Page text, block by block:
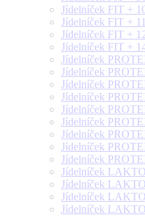
Jídelníček FIT +
Jídelníček FIT +
Jídelníček FIT +
Jídelníček FIT +
Jídelníček
Jídelníček
Jídelníček
Jídelníček
Jídelníček
Jídelníček
Jídelníček
Jídelníček
Jídelníček
Jídelníček
Jídelníček
Jídelníček
Jídelníček